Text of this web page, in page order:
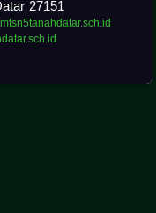
27151